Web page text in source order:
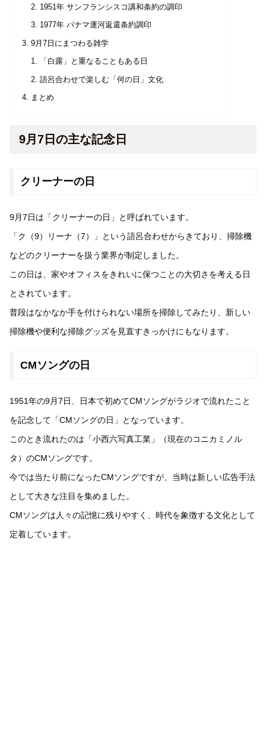
1951年 サンフランシスコ講和条約の調印
1977年 パナマ運河返還条約調印
9月7日にまつわる雑学
「白露」と重なることもある日
語呂合わせで楽しむ「何の日」文化
まとめ
9月7日の主な記念日
クリーナーの日
9月7日は「クリーナーの日」と呼ばれています。
「ク（9）リーナ（7）」という語呂合わせからきており、掃除機
などのクリーナーを扱う業界が制定しました。
この日は、家やオフィスをきれいに保つことの大切さを考える日
とされています。
普段はなかなか手を付けられない場所を掃除してみたり、新しい
掃除機や便利な掃除グッズを見直すきっかけにもなります。
CMソングの日
1951年の9月7日、日本で初めてCMソングがラジオで流れたこと
を記念して「CMソングの日」となっています。
このとき流れたのは「小西六写真工業」（現在のコニカミノル
タ）のCMソングです。
今では当たり前になったCMソングですが、当時は新しい広告手法
として大きな注目を集めました。
CMソングは人々の記憶に残りやすく、時代を象徴する文化として
定着しています。